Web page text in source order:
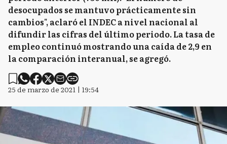
desocupados se mantuvo prácticamente sin
cambios", aclaró el INDEC a nivel nacional al
difundir las cifras del último periodo. La tasa de
empleo continuó mostrando una caída de 2,9 en
la comparación interanual, se agregó.
25 de marzo de 2021 | 19:54